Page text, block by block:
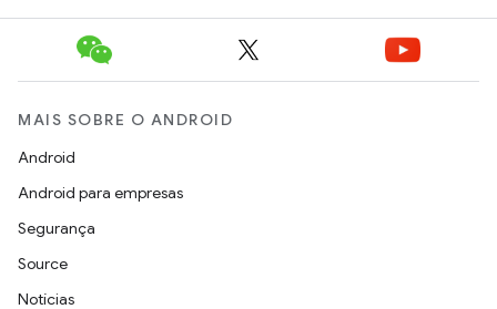
MAIS SOBRE O ANDROID
Android
Android para empresas
Segurança
Source
Notícias